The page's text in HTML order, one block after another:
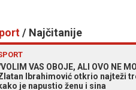
/ Najčitanije
VAS OBOJE, ALI OVO NE
Ibrahimović otkrio najteži
je napustio ženu i sina